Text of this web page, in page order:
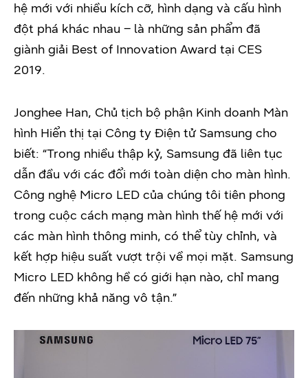
hệ mới với nhiều kích cỡ, hình dạng và cấu hình
đột phá khác nhau – là những sản phẩm đã
giành giải Best of Innovation Award tại CES
2019.
Jonghee Han, Chủ tịch bộ phận Kinh doanh Màn
hình Hiển thị tại Công ty Điện tử Samsung cho
biết: “Trong nhiều thập kỷ, Samsung đã liên tục
dẫn đầu với các đổi mới toàn diện cho màn hình.
Công nghệ Micro LED của chúng tôi tiên phong
trong cuộc cách mạng màn hình thế hệ mới với
các màn hình thông minh, có thể tùy chỉnh, và
kết hợp hiệu suất vượt trội về mọi mặt. Samsung
Micro LED không hề có giới hạn nào, chỉ mang
đến những khả năng vô tận.”